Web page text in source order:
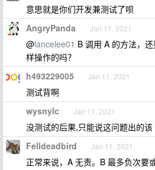
意思就是你们开发兼测试了呗
AngryPanda Jan 11, 2021
@lancelee01 B 调用 A 的方法，
样操作的吗？
h493229005 Jan 11, 2021
测试背啊
wysnylc Jan 11, 2021
没测试的后果,只能说这问题出的该
Felldeadbird Jan 11, 2021
正常来说，A 无责。B 最多负次要